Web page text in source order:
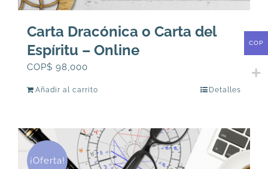
Carta Dracónica o Carta del
Espíritu – Online
COP$ 98,000
Añadir al carrito Detalles
¡Oferta!
COP